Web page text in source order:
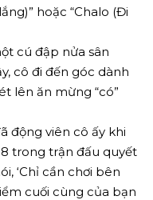
hoặc “Chalo (Đi
cú đập nửa sân
cô đi đến góc dành
lên ăn mừng “có”
động viên cô ấy khi
trong trận đấu quyết
‘Chỉ cần chơi bên
cuối cùng của bạn